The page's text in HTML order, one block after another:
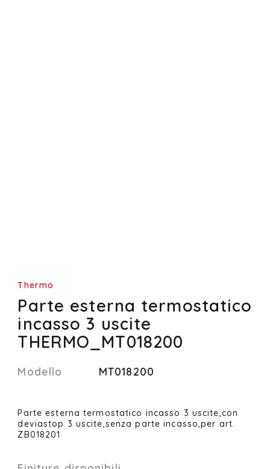
Thermo
Parte esterna termostatico
incasso 3 uscite
THERMO_MT018200
Modello MT018200
Parte esterna termostatico incasso 3 uscite,con
deviastop 3 uscite,senza parte incasso,per art.
ZB018201